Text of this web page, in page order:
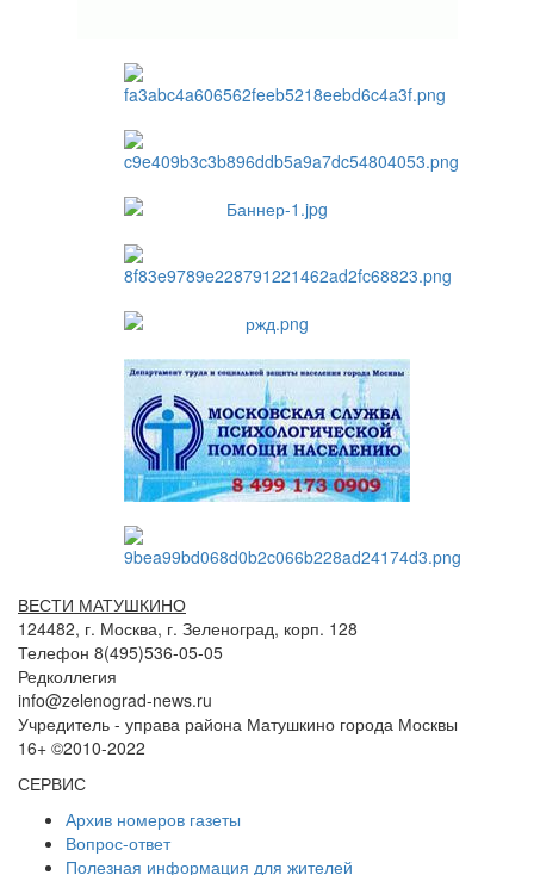
ВЕСТИ МАТУШКИНО
124482, г. Москва, г. Зеленоград, корп. 128
Телефон 8(495)536-05-05
Редколлегия
info@zelenograd-news.ru
Учредитель - управа района Матушкино города Москвы
16+ ©2010-2022
СЕРВИС
Архив номеров газеты
Вопрос-ответ
Полезная информация для жителей